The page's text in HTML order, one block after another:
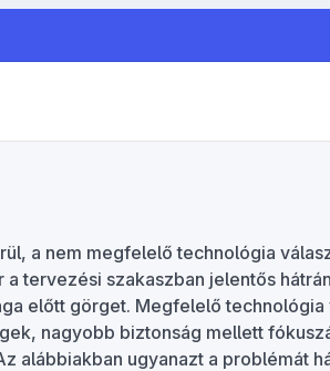
a nem megfelelő technológia
tervezési szakaszban jelentős
előtt görget. Megfelelő technológia
nagyobb biztonság mellett
alábbiakban ugyanazt a problémát